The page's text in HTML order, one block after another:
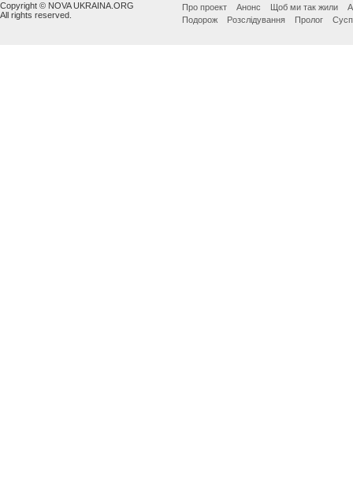
Copyright © NOVA UKRAINA.ORG
All rights reserved.
Про проект Анонс Щоб ми так жили
Подорож
Розслідування Пролог